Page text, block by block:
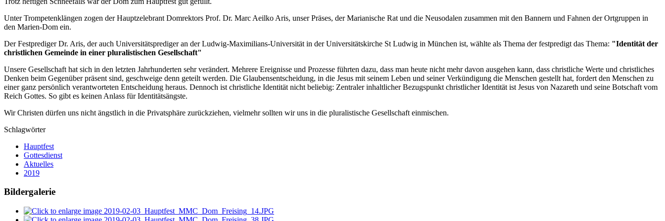
Unter Trompetenklängen zogen der Hauptzelebrant Domrektors Prof. Dr. Marc Aeilko Aris, unser Präses, der Marianische Rat und die Neusodalen zusammen mit den Bannern und Fahnen der Ortgruppen in
den Marien-Dom ein.
Der Festprediger Dr. Aris, der auch Universitätsprediger an der Ludwig-Maximilians-Universität in der Universitätskirche St Ludwig in München ist, wählte als Thema der festpredigt das Thema: "Identität der
christlichen Gemeinde in einer pluralistischen Gesellschaft"
Unsere Gesellschaft hat sich in den letzten Jahrhunderten sehr verändert. Mehrere Ereignisse und Prozesse führten dazu, dass man heute nicht mehr davon ausgehen kann, dass christliche Werte und christliches
Denken beim Gegenüber präsent sind, geschweige denn geteilt werden. Die Glaubensentscheidung, in die Jesus mit seinem Leben und seiner Verkündigung die Menschen gestellt hat, fordert den Menschen zu
einer ganz persönlich verantworteten Entscheidung heraus. Dennoch ist christliche Identität nicht beliebig: Zentraler inhaltlicher Bezugspunkt christlicher Identität ist Jesus von Nazareth und seine Botschaft vom
Reich Gottes. So gibt es keinen Anlass für Identitätsängste.
Wir Christen dürfen uns nicht ängstlich in die Privatsphäre zurückziehen, vielmehr sollten wir uns in die pluralistische Gesellschaft einmischen.
Schlagwörter
Hauptfest
Gottesdienst
Aktuelles
2019
Bildergalerie